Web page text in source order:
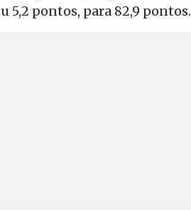
5,2 pontos, para 82,9 pontos.